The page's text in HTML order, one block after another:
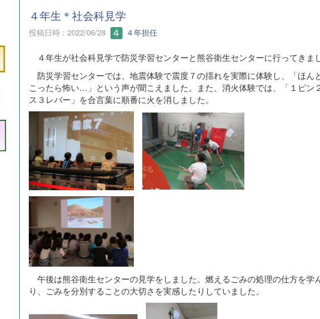
４年生＊社会科見学
投稿日時 : 2022/06/28 ４年担任
４年生が社会科見学で防災学習センターと熊谷衛生センターに行ってきま
防災学習センターでは、地震体験で震度７の揺れを実際に体験し、「ほん
こったら怖い…」という声が聞こえました。また、消火体験では、「１ピン
ス３レバー」を合言葉に順番に火を消しました。
午後は熊谷衛生センターの見学をしました。燃えるごみの処理の仕方を学
り、ごみを分別することの大切さを実感したりしていました。